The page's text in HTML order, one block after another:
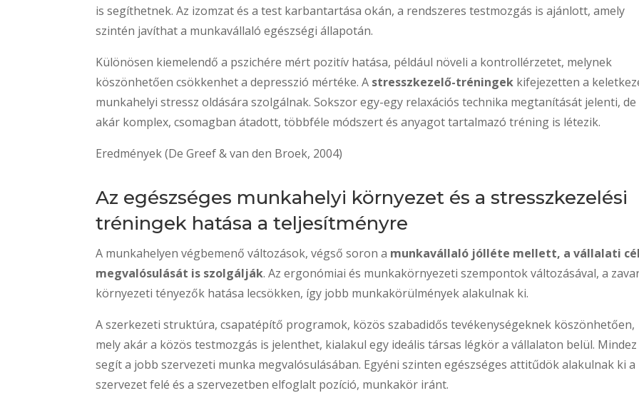
is segíthetnek. Az izomzat és a test karbantartása okán, a rendszeres testmozgás is ajánlott, amely
szintén javíthat a munkavállaló egészségi állapotán.
Különösen kiemelendő a pszichére mért pozitív hatása, például növeli a kontrollérzetet, melynek
köszönhetően csökkenhet a depresszió mértéke. A stresszkezelő-tréningek kifejezetten a
munkahelyi stressz oldására szolgálnak. Sokszor egy-egy relaxációs technika megtanítását jelenti, de
akár komplex, csomagban átadott, többféle módszert és anyagot tartalmazó tréning is létezik.
Eredmények (De Greef & van den Broek, 2004)
Az egészséges munkahelyi környezet és a stresszkezelési
tréningek hatása a teljesítményre
A munkahelyen végbemenő változások, végső soron a munkavállaló jólléte mellett, a vállalati
megvalósulását is szolgálják. Az ergonómiai és munkakörnyezeti szempontok változásával, a
környezeti tényezők hatása lecsökken, így jobb munkakörülmények alakulnak ki.
A szerkezeti struktúra, csapatépítő programok, közös szabadidős tevékenységeknek köszönhetően,
mely akár a közös testmozgás is jelenthet, kialakul egy ideális társas légkör a vállalaton belül. Mindez
segít a jobb szervezeti munka megvalósulásában. Egyéni szinten egészséges attitűdök alakulnak ki a
szervezet felé és a szervezetben elfoglalt pozíció, munkakör iránt.